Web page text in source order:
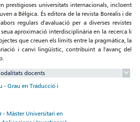
prestigioses universitats internacionals, incloent
a Bèlgica. És editora de la revista Borealis i de
regulars d'avaluació per a diverses revistes
aproximació interdisciplinària en la recerca li
que creuen els límits entre la pragmàtica, la
i canvi lingüístic, contribuint a l'avanç del
docents
- Grau en Traducció i
- Màster Universitari en